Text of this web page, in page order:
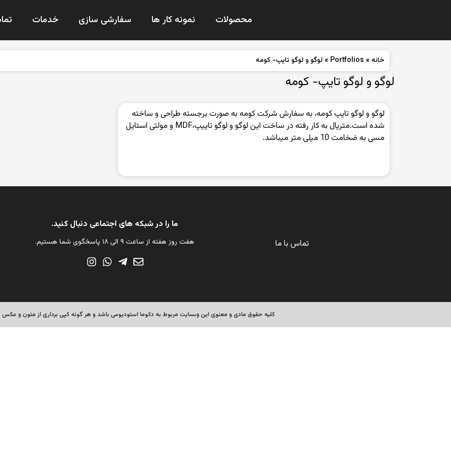
محصولات نمونه کار ها سفارشی سازی خدمات
خانه »
Portfolios
» لوگو و لوگو تایپ- کومه
لوگو و لوگو تایپ- کومه
لوگو و لوگو تایپ کومه، به سفارش شرکت کومه به صورت برجسته طراحی و ساخته
شده است.متریال به کار رفته در ساخت این لوگو و لوگو تاییپ،MDF و مولتی استایل
مسی به ضخامت 10 میلی متر میباشد.
تماس با ما
ما را در شبکه های اجتماعی دنبال کنید.
هفت روز هفته از ساعت ۹ الی ۱۸ پاسخگوی شما هستیم.
کلیه حقوق مادی و معنوی این وبسایت مربوط به دکوما استودیومی باشد و هر گونه کپی برداری از متون و عکس